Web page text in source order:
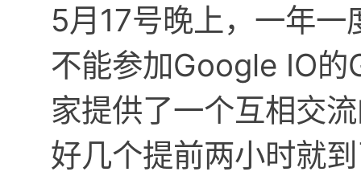
5月17号晚上，一年
不能参加Google IO
家提供了一个互相交
好几个提前两小时就